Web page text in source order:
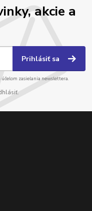
akcie a
Prihlásiť sa
účelom zasielania newslettera.